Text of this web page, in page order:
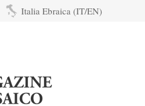
Italia Ebraica (IT/EN)